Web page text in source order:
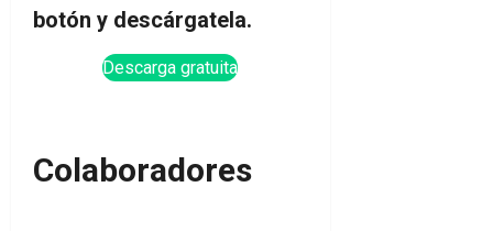
botón y descárgatela.
Descarga gratuita
Colaboradores